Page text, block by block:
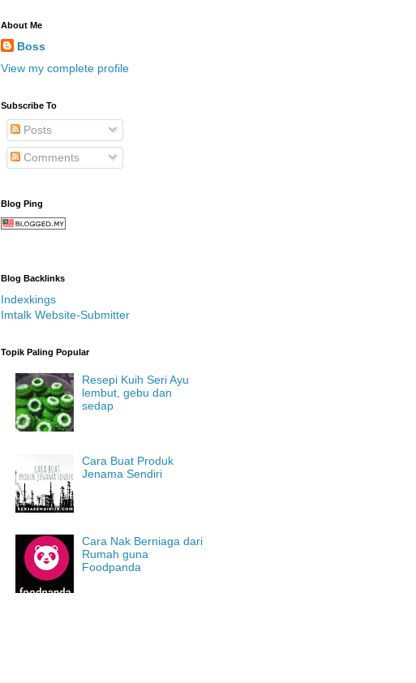
About Me
Boss
View my complete profile
Subscribe To
Posts
Comments
Blog Ping
Blog Backlinks
Indexkings
Imtalk Website-Submitter
Topik Paling Popular
Resepi Kuih Seri Ayu
lembut, gebu dan
sedap
Cara Buat Produk
Jenama Sendiri
Cara Nak Berniaga dari
Rumah guna
Foodpanda